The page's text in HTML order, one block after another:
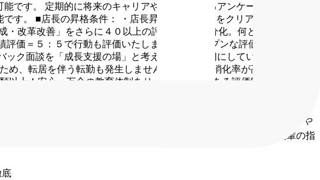
です。
定期的に将来のキャリアや配置に関するアンケートを実施し、
す。
■店長の昇格条件： ・店長昇格評価ランクをクリア
・改革改善」をさらに４０以上の評価項目に細分化。何となく評価する
評価＝５：５で行動も評価いたします。
・オープンな評価会議／社員の
ック面談を「成長支援の場」と考え、非常に大切にしています。
め、転居を伴う転勤も発生しません。
・有給の消化率が高くプライベ
以上！安心・万全の教育体制あり。
・納得感のある評価制度で着実に
・お客様とのや
後輩の指
底